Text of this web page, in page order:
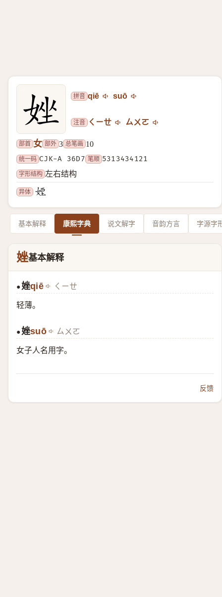
拼音 qiē suō
注音 ㄑㄧㄝ ㄙㄨㄛ
部首 女 部外 3 总笔画 10
统一码 CJK-A 36D7 笔顺 5313434121
字形结构 左右结构
异体
基本解释 康熙字典 说文解字 音韵方言 字源字
㛗基本解释
● 㛗qiē ㄑㄧㄝ
轻薄。
● 㛗suō ㄙㄨㄛ
女子人名用字。
反馈